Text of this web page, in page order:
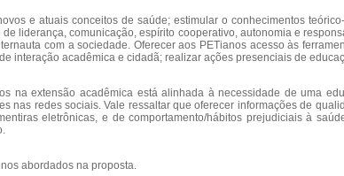
e atuais conceitos de saúde; estimular o conhecimentos
liderança, comunicação, espírito cooperativo, autonomia e
com a sociedade. Oferecer aos PETianos acesso às
interação acadêmica e cidadã; realizar ações presenciais de
na extensão acadêmica está alinhada à necessidade de uma
redes sociais. Vale ressaltar que oferecer informações de
eletrônicas, e de comportamento/hábitos prejudiciais à
abordados na proposta.